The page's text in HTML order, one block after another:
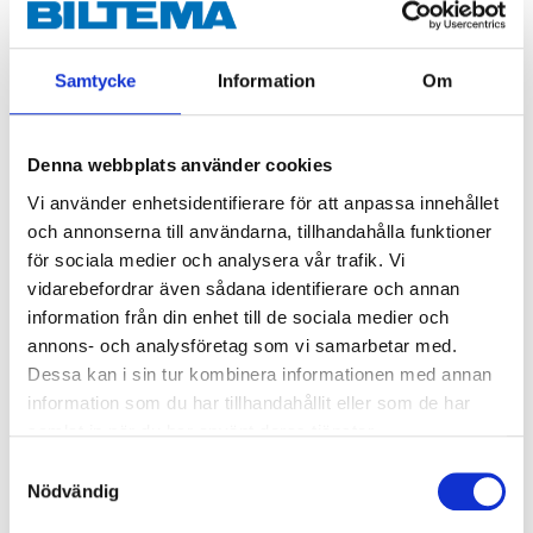
Samtycke Information Om
Denna webbplats använder cookies
Vi använder enhetsidentifierare för att anpassa innehållet
och annonserna till användarna, tillhandahålla funktioner
för sociala medier och analysera vår trafik. Vi
vidarebefordrar även sådana identifierare och annan
information från din enhet till de sociala medier och
annons- och analysföretag som vi samarbetar med.
Dessa kan i sin tur kombinera informationen med annan
information som du har tillhandahållit eller som de har
Nödvändig
Lock till 47-0606, 47-0607, 47-
0608, 47-0609
Finns i lager i65varuhus
29
Köp & Hämta
Köp & Hämta i ditt varuhus inom 2 timmar! För mer information om